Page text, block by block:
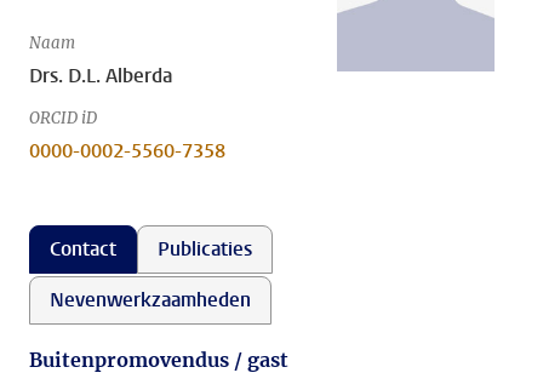
Naam
Drs. D.L. Alberda
ORCID iD
0000-0002-5560-7358
Contact
Publicaties
Nevenwerkzaamheden
Buitenpromovendus / gast